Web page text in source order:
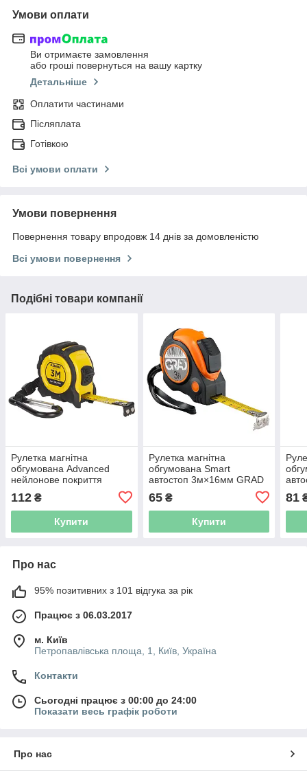
Умови оплати
Ви отримаєте замовлення
або гроші повернуться на вашу картку
Детальніше
Оплатити частинами
Післяплата
Готівкою
Всі умови оплати
Умови повернення
Повернення товару впродовж 14 днів за домовленістю
Всі умови повернення
Подібні товари компанії
Рулетка магнітна
обгумована Advanced
нейлонове покриття
(3823131)
112 ₴
Купити
Рулетка магнітна
обгумована Smart
автостоп 3м×16мм GRAD
65₴
Купити
81
Про нас
95% позитивних з 101 відгука за рік
Працює з 06.03.2017
м. Київ
Петропавлівська площа, 1, Київ, Україна
Контакти
Сьогодні працює з 00:00 до 24:00
Показати весь графік роботи
Про нас